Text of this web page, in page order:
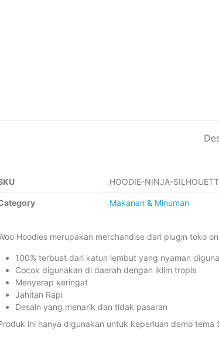
HOODIE-NINJA-
Makanan & Minuman
Hoodies merupakan merchandise dari plugin toko
100% terbuat dari katun lembut yang nyaman
Cocok digunakan di daerah dengan iklim tropis
Menyerap keringat
Jahitan Rapi
Desain yang menarik dan tidak pasaran
ini hanya digunakan untuk keperluan demo tema